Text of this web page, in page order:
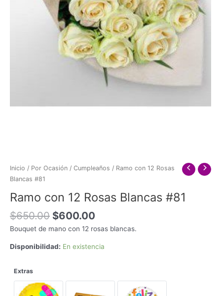
Inicio / Por Ocasión / Cumpleaños / Ramo con 12 Rosas
Blancas #81
Ramo con 12 Rosas Blancas #81
$650.00 Original
price
$650.00.
$600.00
price
$600.00.
Bouquet de mano con 12 rosas blancas.
Disponibilidad: En existencia
Extras